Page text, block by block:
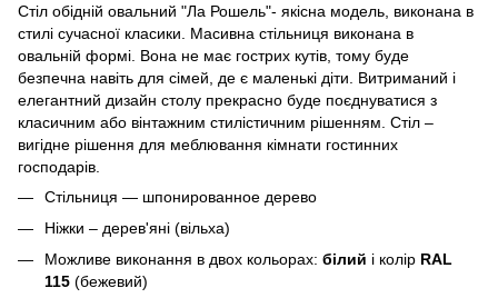
Стіл обідній овальний "Ла Рошель"- якісна модель, виконана в
стилі сучасної класики. Масивна стільниця виконана в
овальній формі. Вона не має гострих кутів, тому буде
безпечна навіть для сімей, де є маленькі діти. Витриманий і
елегантний дизайн столу прекрасно буде поєднуватися з
класичним або вінтажним стилістичним рішенням. Стіл –
вигідне рішення для меблювання кімнати гостинних
господарів.
Стільниця — шпонированное дерево
Ніжки – дерев'яні (вільха)
Можливе виконання в двох кольорах: білий і колір RAL
115 (бежевий)